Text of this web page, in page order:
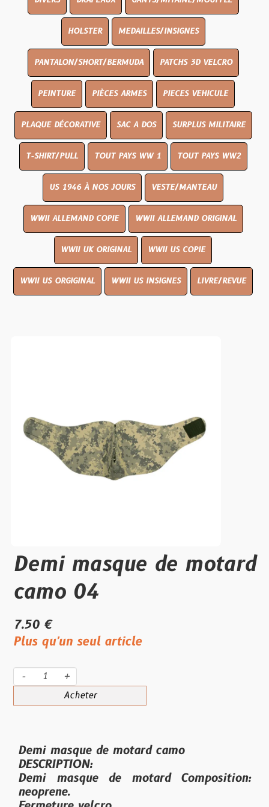
HOLSTER MEDAILLES/INSIGNES
PANTALON/SHORT/BERMUDA PATCHS 3D VELCRO
PEINTURE PIÈCES ARMES PIECES VEHICULE
PLAQUE DÉCORATIVE SAC A DOS SURPLUS MILITAIRE
T-SHIRT/PULL TOUT PAYS WW 1 TOUT PAYS WW2
US 1946 À NOS JOURS VESTE/MANTEAU
WWII ALLEMAND COPIE WWII ALLEMAND ORIGINAL
WWII UK ORIGINAL WWII US COPIE
WWII US ORGIGINAL WWII US INSIGNES LIVRE/REVUE
Demi masque de motard
camo 04
7.50 €
Plus qu'un seul article
- +
Acheter
Demi masque de motard camo
DESCRIPTION:
Demi masque de motard Composition:
neoprene.